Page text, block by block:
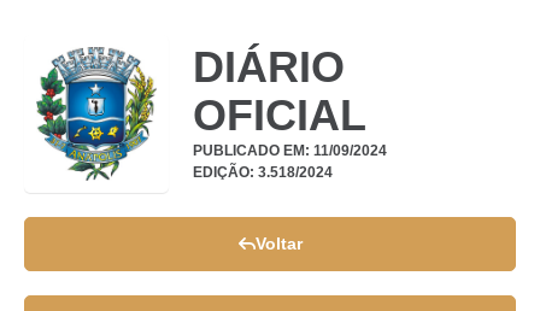
DIÁRIO
OFICIAL
PUBLICADO EM: 11/09/2024
EDIÇÃO: 3.518/2024
Voltar